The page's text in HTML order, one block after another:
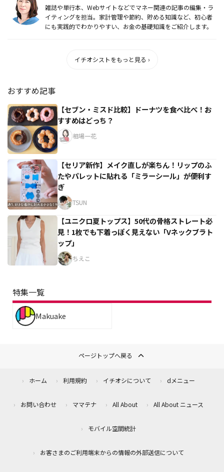
雑誌や単行本、Webサイトなどでマネー関連の記事の編集・ラ
イティングを担当。家計管理や節約、貯める知識など、初心者
にも実践的でわかりやすい、お金の基礎知識をご紹介します。
イチオシストをもっと見る ›
おすすめ記事
【セブン・ミスド比較】ドーナツを食べ比べ！お
すすめはどっち？
相場一花
【セリア新作】メイク直しが楽ちん！リップのふ
たやパレットに貼れる「ミラーシール」が便利す
ぎ
TSUN
【ユニクロ夏トップス】50代の骨格ストレート必
見！1枚でも下着っぽく見えない「Vネックブラト
ップ」
ちえこ
特集一覧
Makuake
ページトップへ戻る
ホーム 利用規約 イチオシについて dメニュー
お問い合わせ ママテナ All About All About ニュース
モバイル空間統計
お客さまのご利用端末からの情報の外部送信について